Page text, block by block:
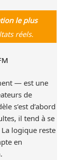
le plus
réels.
— est une
de
s’est d’abord
il tend à se
logique reste
en